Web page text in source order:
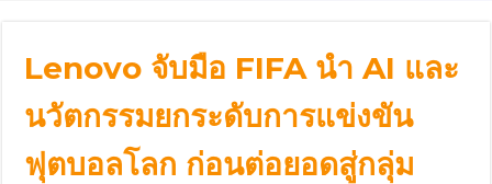
Lenovo จับมือ FIFA นำ AI และ
นวัตกรรมยกระดับการแข่งขัน
ฟุตบอลโลก ก่อนต่อยอดสู่กลุ่ม